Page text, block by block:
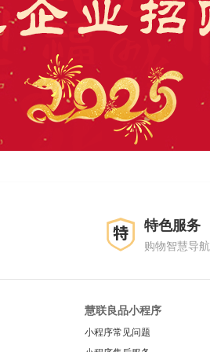
特色服务
购物智慧导航
慧联良品小程序
小程序常见问题